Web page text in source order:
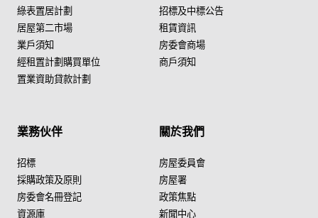
綠表置居計劃
居屋第二市場
業戶須知
經租置計劃購買單位
置業資助貸款計劃
招標及中標公告
租賃資訊
房委會商場
商戶須知
業務伙伴
招標
採購政策及原則
房委會名冊登記
資源庫
關於我們
房屋委員會
房屋署
政策焦點
新聞中心